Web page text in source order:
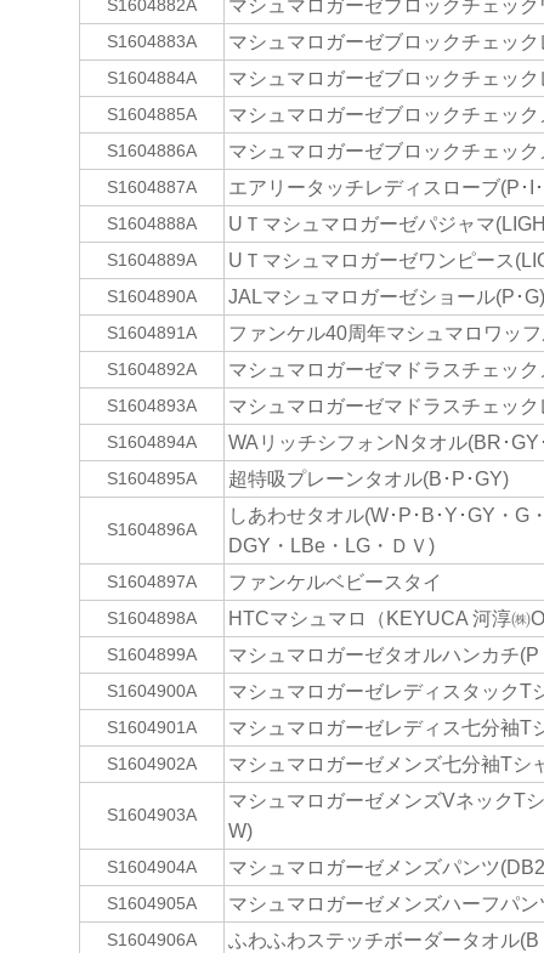
S1604882A マシュマロガーゼブロックチェッ
S1604883A マシュマロガーゼブロックチェッ
S1604884A マシュマロガーゼブロックチェッ
S1604885A マシュマロガーゼブロックチェッ
S1604886A マシュマロガーゼブロックチェッ
S1604887A エアリータッチレディスローブ(P･I
S1604888A UＴマシュマロガーゼパジャマ
S1604889A UＴマシュマロガーゼワンピース
S1604890A JALマシュマロガーゼショール(P･G)
S1604891A ファンケル40周年マシュマロワッ
S1604892A マシュマロガーゼマドラスチェッ
S1604893A マシュマロガーゼマドラスチェッ
S1604894A WAリッチシフォンNタオル(BR･GY
S1604895A 超特吸プレーンタオル(B･P･GY)
S1604896A
しあわせタオル(W･P･B･Y･GY・G
DGY・LBe・LG・ＤＶ)
S1604897A ファンケルベビースタイ
S1604898A HTCマシュマロ（KEYUCA 河淳㈱
S1604899A マシュマロガーゼタオルハンカチ
S1604900A マシュマロガーゼレディスタックT
S1604901A マシュマロガーゼレディス七分袖T
S1604902A マシュマロガーゼメンズ七分袖Tシ
S1604903A
マシュマロガーゼメンズVネックT
W)
S1604904A マシュマロガーゼメンズパンツ
S1604905A マシュマロガーゼメンズハーフパ
S1604906A ふわふわステッチボーダータオル